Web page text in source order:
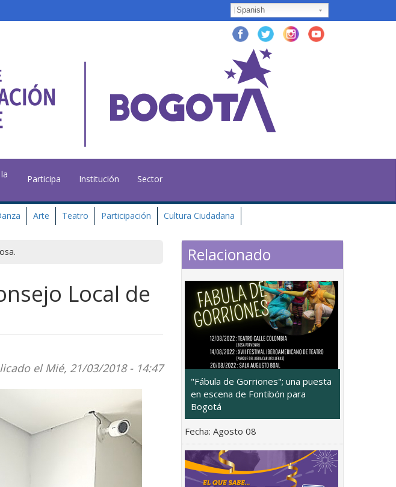
Spanish
Participa Institución Sector
Arte Teatro Participación Cultura Ciudadana
Local de
el Mié, 21/03/2018 - 14:47
Relacionado
"Fábula de Gorriones"; una puesta
en escena de Fontibón para
Bogotá
Fecha: Agosto 08